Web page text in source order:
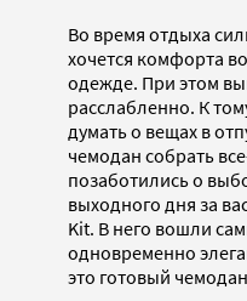
Во время отдыха
хочется комфорта
одежде. При этом
расслабленно. К
думать о вещах в
чемодан собрать
позаботились о
выходного дня за
Kit. В него вошли
одновременно
это готовый